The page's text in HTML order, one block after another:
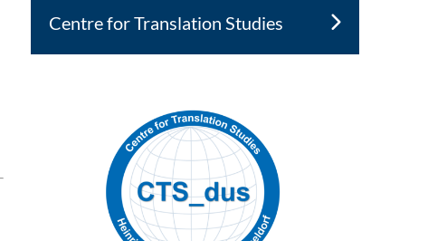
Centre for Translation Studies